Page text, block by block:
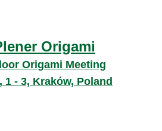
Origami
Origami Meeting
1 - 3, Kraków, Poland